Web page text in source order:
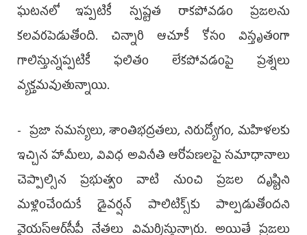
ఘటనలో ఇప్పటికీ స్పష్టత రాకపోవడం ప్రజలను
కలవరపెడుతోంది. చిన్నారి ఆచూకీ కోసం విస్తృతంగా
గాలిస్తున్నప్పటికీ ఫలితం లేకపోవడంపై ప్రశ్నలు
వ్యక్తమవుతున్నాయి.
- ప్రజా సమస్యలు, శాంతిభద్రతలు, నిరుద్యోగం, మహిళలకు
ఇచ్చిన హామీలు, వివిధ అవినీతి ఆరోపణలపై సమాధానాలు
చెప్పాల్సిన ప్రభుత్వం వాటి నుంచి ప్రజల దృష్టిని
మళ్లించేందుకే డైవర్షన్ పాలిటిక్స్‌కు పాల్పడుతోందని